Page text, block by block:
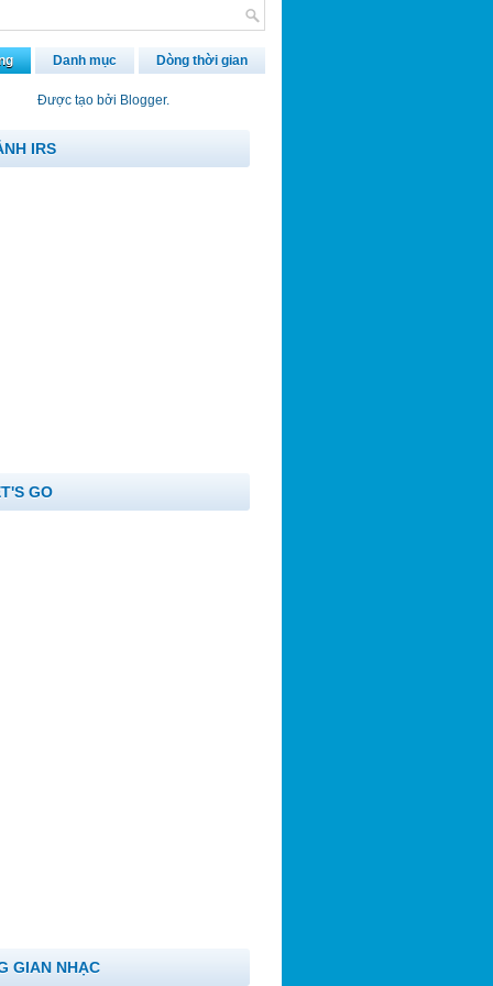
Danh mục Dòng thời gian
Được tạo bởi Blogger.
IRS
GO
GIAN NHẠC